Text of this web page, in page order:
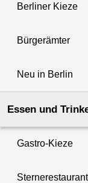
Berliner Kieze
Bürgerämter
Neu in Berlin
Essen und
Gastro-Kieze